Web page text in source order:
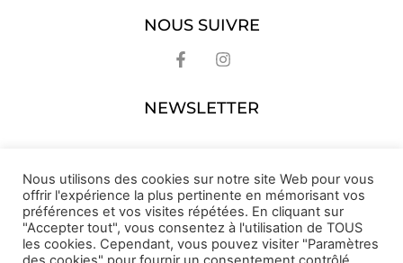
NOUS SUIVRE
NEWSLETTER
Nous utilisons des cookies sur notre site Web pour vous
offrir l'expérience la plus pertinente en mémorisant vos
préférences et vos visites répétées. En cliquant sur
"Accepter tout", vous consentez à l'utilisation de TOUS
les cookies. Cependant, vous pouvez visiter "Paramètres